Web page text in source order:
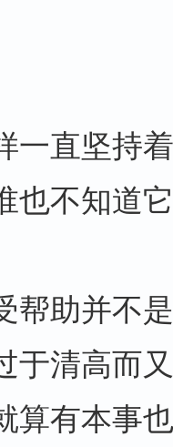
直坚持着
也不知道
助并不是
于清高而
算有本事